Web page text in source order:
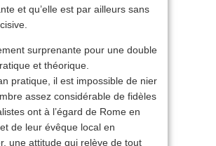
et qu’elle est par ailleurs sans
surprenante pour une double
et théorique.
pratique, il est impossible de nier
assez considérable de fidèles
ont à l’égard de Rome en
de leur évêque local en
une attitude qui relève de tout